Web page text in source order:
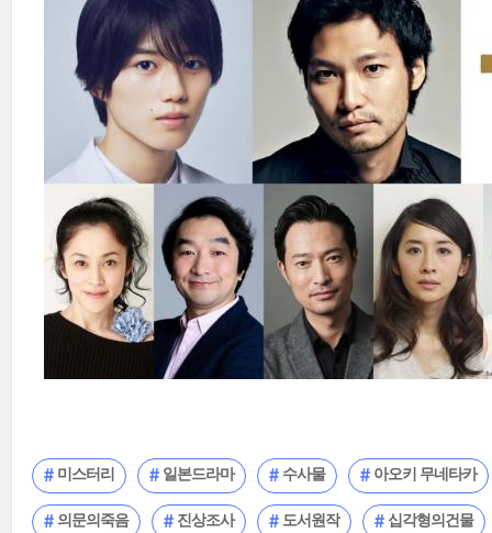
미스터리 일본드라마 수사물 아오키 무네타카
의문의죽음 진상조사 도서원작 십각형의건물